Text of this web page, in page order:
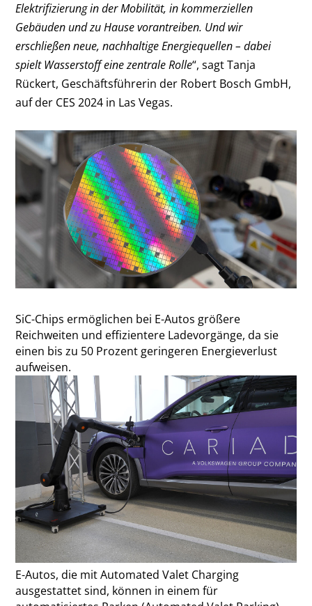
Elektrifizierung in der Mobilität, in kommerziellen
Gebäuden und zu Hause vorantreiben. Und wir
erschließen neue, nachhaltige Energiequellen – dabei
spielt Wasserstoff eine zentrale Rolle“, sagt Tanja
Rückert, Geschäftsführerin der Robert Bosch GmbH,
auf der CES 2024 in Las Vegas.
SiC-Chips ermöglichen bei E-Autos größere
Reichweiten und effizientere Ladevorgänge, da sie
einen bis zu 50 Prozent geringeren Energieverlust
aufweisen.
E-Autos, die mit Automated Valet Charging
ausgestattet sind, können in einem für